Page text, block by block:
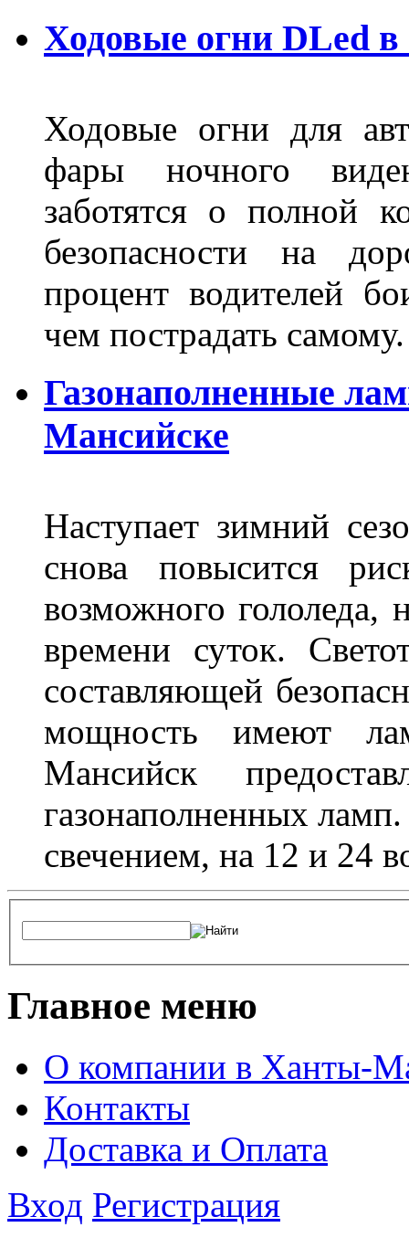
Ходовые огни DLed
Ходовые огни для
фары ночного
заботятся о полной
безопасности на
процент водителей
чем пострадать самому.
Газонаполненные
Мансийске
Наступает зимний
снова повысится
возможного гололеда,
времени суток.
составляющей
мощность имеют
Мансийск
газонаполненных
свечением, на 12 и 24
Главное меню
О компании в Ханты-
Контакты
Доставка и Оплата
Вход Регистрация